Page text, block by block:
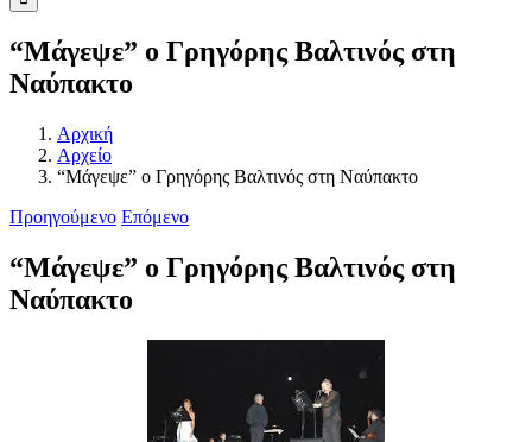
“Μάγεψε” ο Γρηγόρης Βαλτινός στη
Ναύπακτο
Αρχική
Αρχείο
“Μάγεψε” ο Γρηγόρης Βαλτινός στη Ναύπακτο
Προηγούμενο Επόμενο
“Μάγεψε” ο Γρηγόρης Βαλτινός στη
Ναύπακτο